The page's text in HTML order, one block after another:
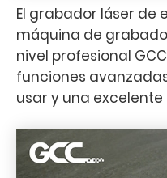
El grabador láser de
máquina de
nivel profesional
funciones
usar y una